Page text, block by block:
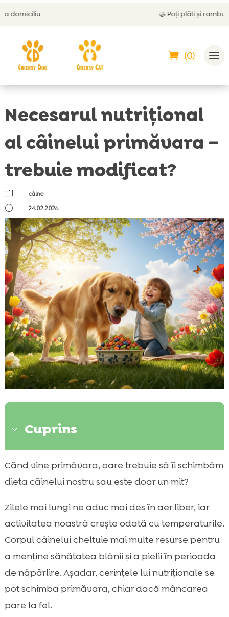
Poți plăti și ramburs
(0)
Necesarul nutrițional
al câinelui primăvara –
trebuie modificat?
m
câine
}
24.02.2026
3 Cuprins
 De ce primăvara poate schimba nevoile
alimentare ale câinelui
 Semne că ar trebui să ajustăm rația în
sezonul cald
 Calorii și porții: ajustarea energiei fără să
pierdem echilibrul nutrițional
Proteine de calitate pentru musculatură,
refacere și vitalitate
Grăsimi bune, omega-3 și suport pentru
blană în perioada de năpârlire
Când vine primăvara, oare trebuie să îi schimbăm
dieta câinelui nostru sau este doar un mit?
Zilele mai lungi ne aduc mai des în aer liber, iar
activitatea noastră crește odată cu temperaturile.
Corpul câinelui cheltuie mai multe resurse pentru
a menține sănătatea blănii și a pielii în perioada
de năpârlire. Așadar, cerințele lui nutriționale se
pot schimba primăvara, chiar dacă mâncarea
pare la fel.